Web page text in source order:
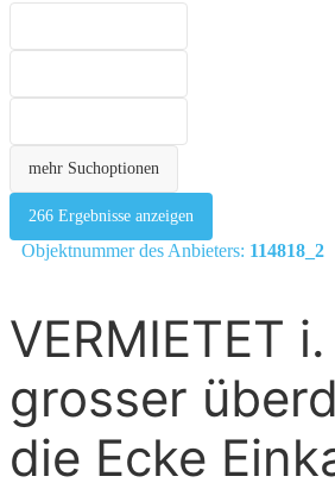
mehr Suchoptionen
266 Ergebnisse anzeigen
Objektnummer des Anbieters: 114818_2
VERMIETET
grosser
die Ecke